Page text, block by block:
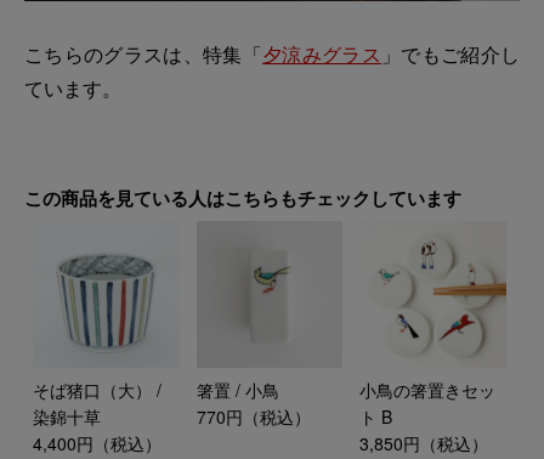
こちらのグラスは、特集「夕涼みグラス 」でもご紹介し
ています。
この商品を見ている人はこちらもチェックしています
そば猪口（大） /
染錦十草
4,400円（税込）
箸置 / 小鳥
770円（税込）
小鳥の箸置きセッ
ト B
3,850円（税込）